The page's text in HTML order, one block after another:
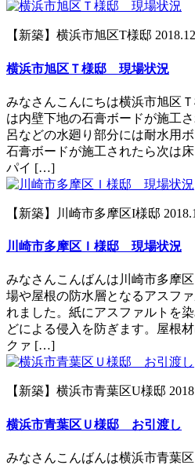
【新築】横浜市旭区T様邸
横浜市旭区Ｔ様邸 現場状況
みなさんこんにちは横浜市旭区
は内壁下地の石膏ボードが施工
呂などの水廻り部分には耐水用
石膏ボードが施工されたら次は
パイ […]
【新築】川崎市多摩区I様邸
川崎市多摩区Ｉ様邸 現場状況
みなさんこんばんは川崎市多摩
場や屋根の防水層となるアスフ
れました。紙にアスファルトを
どによる侵入を防ぎます。屋根
クァ […]
【新築】横浜市青葉区U様邸
横浜市青葉区Ｕ様邸 お引渡し
みなさんこんばんは横浜市青葉